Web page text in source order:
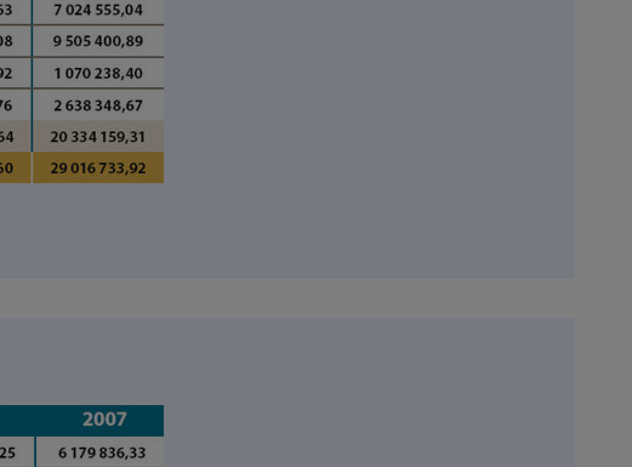
à
mobile -
-